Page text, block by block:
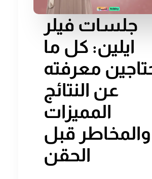
جلسات فيلر
ايلين: كل ما
معرفته
عن النتائج
المميزات
والمخاطر قبل
الحقن